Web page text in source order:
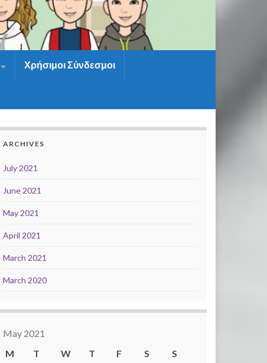
Χρήσιμοι Σύνδεσμοι
ARCHIVES
July 2021
June 2021
May 2021
April 2021
March 2021
March 2020
May 2021
M
T W T F S
S